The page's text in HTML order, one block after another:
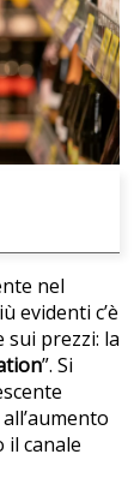
nel
evidenti c’è
sui prezzi: la
”. Si
canale